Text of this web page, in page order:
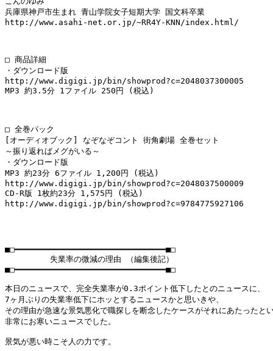
兵庫県神戸市生まれ 青山学院女子短期大学 国文科卒業
http://www.asahi-net.or.jp/~RR4Y-KNN/index.html/
□ 商品詳細
・ダウンロード版
http://www.digigi.jp/bin/showprod?c=2048037300005
MP3 約3.5分 1ファイル 250円 (税込)
□ 全巻パック
[オーディオブック] なぞなぞコント 街角劇場 全巻セット
～振り返ればメグがいる～
・ダウンロード版
MP3 約23分 6ファイル 1,200円 (税込)
http://www.digigi.jp/bin/showprod?c=2048037500009
CD-R版 1枚約23分 1,575円 (税込)
http://www.digigi.jp/bin/showprod?c=9784775927106
■□━━━━━━━━━━━━━━━━━━━━━━━━━━━━━━━■□
      　　失業率の微減の理由 （編集後記）
■□━━━━━━━━━━━━━━━━━━━━━━━━━━━━━━━■□
本日のニュースで、完全失業率が0.3ポイント低下したとのニュースに、
7ヶ月ぶりの失業率低下にホッとするニュースかと思いきや、
その理由が急速な景気悪化で職探しを断念したケースがそれにあたったと
非常にお寒いニュースでした。
景気が悪い時こそ人の力です。